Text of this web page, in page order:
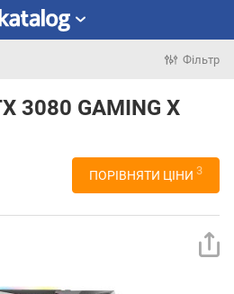
Фільтр
3080 GAMING X
ПОРІВНЯТИ ЦІНИ 3